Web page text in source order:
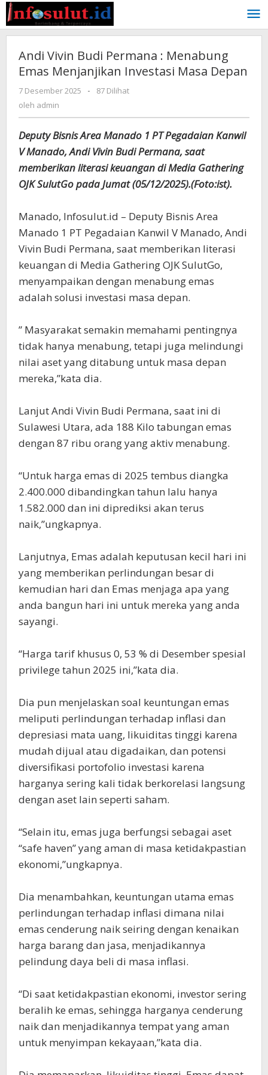
Lewati
ke
konten
Andi Vivin Budi Permana : Menabung
Emas Menjanjikan Investasi Masa Depan
7 Desember 2025
oleh
-
87 Dilihat
oleh admin
Deputy Bisnis Area Manado 1 PT Pegadaian Kanwil
V Manado, Andi Vivin Budi Permana, saat
memberikan literasi keuangan di Media Gathering
OJK SulutGo pada Jumat (05/12/2025).(Foto:ist).
Manado, Infosulut.id – Deputy Bisnis Area
Manado 1 PT Pegadaian Kanwil V Manado, Andi
Vivin Budi Permana, saat memberikan literasi
keuangan di Media Gathering OJK SulutGo,
menyampaikan dengan menabung emas
adalah solusi investasi masa depan.
” Masyarakat semakin memahami pentingnya
tidak hanya menabung, tetapi juga melindungi
nilai aset yang ditabung untuk masa depan
mereka,”kata dia.
Lanjut Andi Vivin Budi Permana, saat ini di
Sulawesi Utara, ada 188 Kilo tabungan emas
dengan 87 ribu orang yang aktiv menabung.
“Untuk harga emas di 2025 tembus diangka
2.400.000 dibandingkan tahun lalu hanya
1.582.000 dan ini diprediksi akan terus
naik,”ungkapnya.
Lanjutnya, Emas adalah keputusan kecil hari ini
yang memberikan perlindungan besar di
kemudian hari dan Emas menjaga apa yang
anda bangun hari ini untuk mereka yang anda
sayangi.
“Harga tarif khusus 0, 53 % di Desember spesial
privilege tahun 2025 ini,”kata dia.
Dia pun menjelaskan soal keuntungan emas
meliputi perlindungan terhadap inflasi dan
depresiasi mata uang, likuiditas tinggi karena
mudah dijual atau digadaikan, dan potensi
diversifikasi portofolio investasi karena
harganya sering kali tidak berkorelasi langsung
dengan aset lain seperti saham.
“Selain itu, emas juga berfungsi sebagai aset
“safe haven” yang aman di masa ketidakpastian
ekonomi,”ungkapnya.
Dia menambahkan, keuntungan utama emas
perlindungan terhadap inflasi dimana nilai
emas cenderung naik seiring dengan kenaikan
harga barang dan jasa, menjadikannya
pelindung daya beli di masa inflasi.
“Di saat ketidakpastian ekonomi, investor sering
beralih ke emas, sehingga harganya cenderung
naik dan menjadikannya tempat yang aman
untuk menyimpan kekayaan,”kata dia.